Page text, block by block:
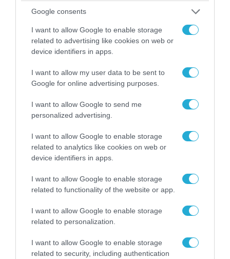
Google consents
I want to allow Google to enable storage
related to advertising like cookies on web or
device identifiers in apps.
I want to allow my user data to be sent to
Google for online advertising purposes.
I want to allow Google to send me
personalized advertising.
I want to allow Google to enable storage
related to analytics like cookies on web or
device identifiers in apps.
I want to allow Google to enable storage
related to functionality of the website or app.
I want to allow Google to enable storage
related to personalization.
I want to allow Google to enable storage
related to security, including authentication
στρατόπεδο της Ρωσίας»
07.08.2026 | 08:02
Οι ρωσικές δυνάμεις απέχουν μόλις 5 χλμ.
από Σλαβιάνσκ και Κραματόρσκ στο Ντονέτσκ
ΠΟΛΙΤΙΚΗ